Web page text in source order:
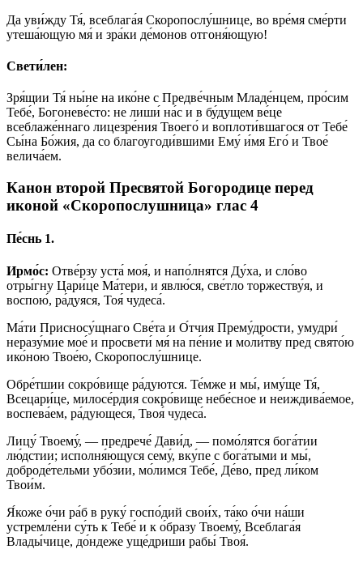
Да уви́жду Тя́, всеблага́я Скоропослу́шнице, во вре́мя сме́рти
утеша́ющую мя́ и зра́ки де́монов отгоня́ющую!
Свети́лен:
Зря́щии Тя́ ны́не на ико́не с Предве́чным Младе́нцем, про́сим
Тебе́, Богоневе́сто: не лиши́ на́с и в бу́дущем ве́це
всеблаже́ннаго лицезре́ния Твоего́ и воплоти́вшагося от Тебе́
Сы́на Бо́жия, да со благоугоди́вшими Ему́ и́мя Его́ и Твое́
велича́ем.
Канон второй Пресвятой Богородице перед
иконой «Скоропослушница» глас 4
Пе́снь 1.
Ирмо́с: Отве́рзу уста́ моя́, и напо́лнятся Ду́ха, и сло́во
отры́гну Цари́це Ма́тери, и явлю́ся, све́тло торжеству́я, и
воспою́, ра́дуяся, Тоя́ чудеса́.
Ма́ти Присносу́щнаго Све́та и О́тчия Прему́дрости, умудри́
неразу́мие мое́ и просвети́ мя́ на пе́ние и моли́тву пред свято́ю
ико́ною Твое́ю, Скоропослу́шнице.
Обре́тшии сокро́вище ра́дуются. Те́мже и мы́, иму́ще Тя́,
Всецари́це, милосе́рдия сокро́вище небе́сное и неиждива́емое,
воспева́ем, ра́дующеся, Твоя́ чудеса́.
Лицу́ Твоему́, — предрече́ Дави́д, — помо́лятся бога́тии
лю́дстии; исполня́ющуся сему́, вку́пе с бога́тыми и мы́,
доброде́тельми убо́зии, мо́лимся Тебе́, Де́во, пред ли́ком
Твои́м.
Я́коже о́чи ра́б в руку́ госпо́дий свои́х, та́ко о́чи на́ши
устремле́ни су́ть к Тебе́ и к о́бразу Твоему́, Всеблага́я
Влады́чице, до́ндеже уще́дриши рабы́ Твоя́.